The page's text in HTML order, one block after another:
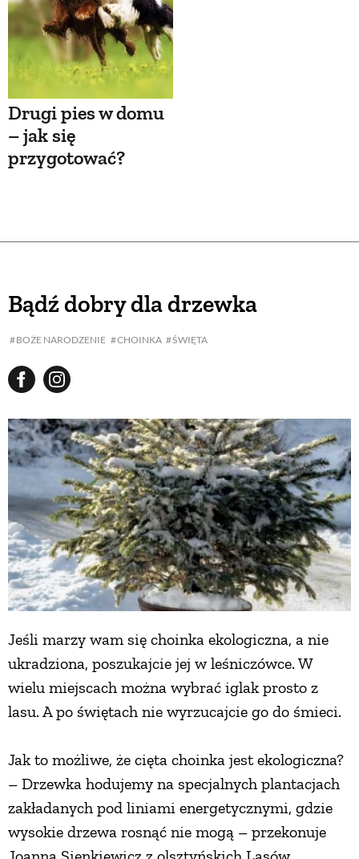
Drugi pies w domu
– jak się
przygotować?
Bądź dobry dla drzewka
BOŻE NARODZENIE CHOINKA ŚWIĘTA
Jeśli marzy wam się choinka ekologiczna, a nie
ukradziona, poszukajcie jej w leśniczówce. W
wielu miejscach można wybrać iglak prosto z
lasu. A po świętach nie wyrzucajcie go do śmieci.
Jak to możliwe, że cięta choinka jest ekologiczna?
– Drzewka hodujemy na specjalnych plantacjach
zakładanych pod liniami energetycznymi, gdzie
wysokie drzewa rosnąć nie mogą – przekonuje